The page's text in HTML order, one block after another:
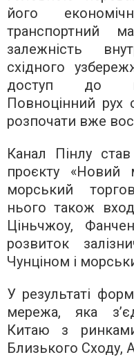
його
транспортний
залежність
східного
доступ до
Повноцінний рух
розпочати вже
Канал Пінлу
проєкту «Новий
морський
нього також
Ціньчжоу,
розвиток
Чунціном і
У результаті
мережа, яка
Китаю з ринками
Близького Сходу,